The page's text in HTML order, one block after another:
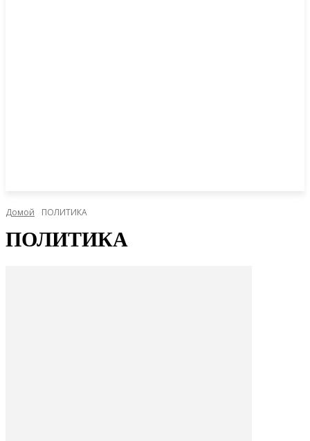
Домой ПОЛИТИКА
ПОЛИТИКА